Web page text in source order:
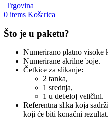
Trgovina
0 items Košarica
Što je u paketu?
Numerirano platno visoke
Numerirane akrilne boje.
Četkice za slikanje:
2 tanka,
1 srednja,
1 u debeloj veličini.
Referentna slika koja
koji će biti konačni rezultat.